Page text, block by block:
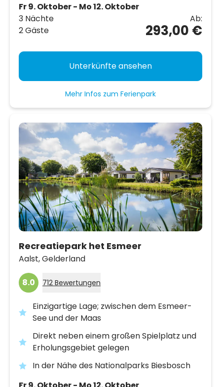
Fr 9. Oktober - Mo 12. Oktober
3 Nächte
2 Gäste
Ab:
293,00 €
Unterkünfte ansehen
Mehr Infos zum Ferienpark
Recreatiepark het Esmeer
Aalst,Gelderland
8.0 712 Bewertungen
Einzigartige Lage; zwischen dem Esmeer-
See und der Maas
Direkt neben einem großen Spielplatz und
Erholungsgebiet gelegen
In der Nähe des Nationalparks Biesbosch